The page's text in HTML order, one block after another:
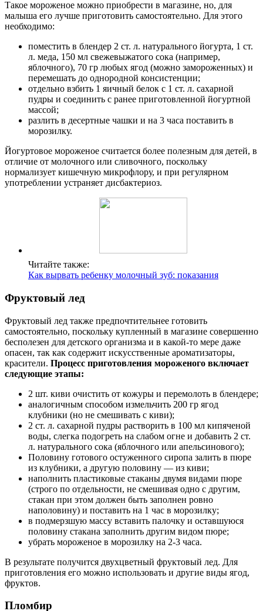
Такое мороженое можно приобрести в магазине, но, для
малыша его лучше приготовить самостоятельно. Для этого
необходимо:
поместить в блендер 2 ст. л. натурального йогурта, 1 ст.
л. меда, 150 мл свежевыжатого сока (например,
яблочного), 70 гр любых ягод (можно замороженных) и
перемешать до однородной консистенции;
отдельно взбить 1 яичный белок с 1 ст. л. сахарной
пудры и соединить с ранее приготовленной йогуртной
массой;
разлить в десертные чашки и на 3 часа поставить в
морозилку.
Йогуртовое мороженое считается более полезным для детей, в
отличие от молочного или сливочного, поскольку
нормализует кишечную микрофлору, и при регулярном
употреблении устраняет дисбактериоз.
Читайте также:
Как вырвать ребенку молочный зуб: показания
Фруктовый лед
Фруктовый лед также предпочтительнее готовить
самостоятельно, поскольку купленный в магазине совершенно
бесполезен для детского организма и в какой-то мере даже
опасен, так как содержит искусственные ароматизаторы,
красители. Процесс приготовления мороженого включает
следующие этапы:
2 шт. киви очистить от кожуры и перемолоть в блендере;
аналогичным способом измельчить 200 гр ягод
клубники (но не смешивать с киви);
2 ст. л. сахарной пудры растворить в 100 мл кипяченой
воды, слегка подогреть на слабом огне и добавить 2 ст.
л. натурального сока (яблочного или апельсинового);
Половину готового остуженного сиропа залить в пюре
из клубники, а другую половину — из киви;
наполнить пластиковые стаканы двумя видами пюре
(строго по отдельности, не смешивая одно с другим,
стакан при этом должен быть заполнен ровно
наполовину) и поставить на 1 час в морозилку;
в подмерзшую массу вставить палочку и оставшуюся
половину стакана заполнить другим видом пюре;
убрать мороженое в морозилку на 2-3 часа.
В результате получится двухцветный фруктовый лед. Для
приготовления его можно использовать и другие виды ягод,
фруктов.
Пломбир